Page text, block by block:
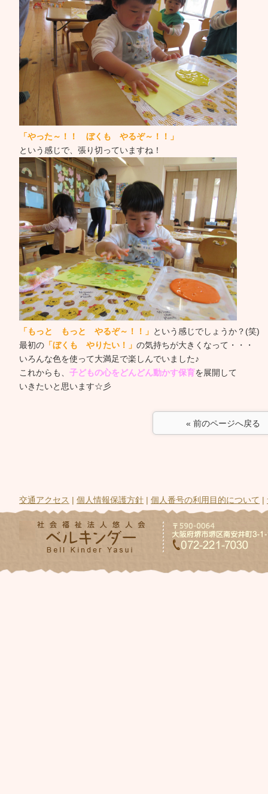
「やった～！！ ぼくも やるぞ～！！」
という感じで、張り切っていますね！
「もっと もっと やるぞ～！！」 という感じでしょうか？(笑)
最初の 「ぼくも やりたい！」 の気持ちが大きくなって・・・
いろんな色を使って大満足で楽しんでいました♪
これからも、 子どもの心をどんどん動かす保育を展開して
いきたいと思います☆彡
« 前のページへ戻る
交通アクセス | 個人情報保護方針 | 個人番号の利用目的について |